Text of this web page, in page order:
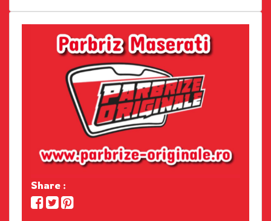
Share :